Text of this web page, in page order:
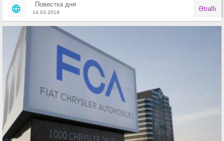
Повестка дня
14.03.2019 Ətraflı